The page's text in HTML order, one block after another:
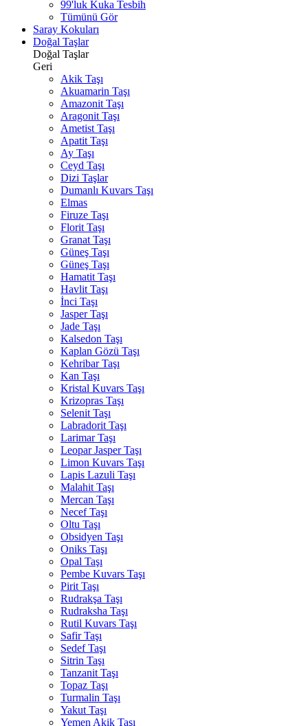
99'luk Kuka Tesbih
Tümünü Gör
Saray Kokuları
Doğal Taşlar
Doğal Taşlar
Geri
Akik Taşı
Akuamarin Taşı
Amazonit Taşı
Aragonit Taşı
Ametist Taşı
Apatit Taşı
Ay Taşı
Ceyd Taşı
Dizi Taşlar
Dumanlı Kuvars Taşı
Elmas
Firuze Taşı
Florit Taşı
Granat Taşı
Güneş Taşı
Güneş Taşı
Hamatit Taşı
Havlit Taşı
İnci Taşı
Jasper Taşı
Jade Taşı
Kalsedon Taşı
Kaplan Gözü Taşı
Kehribar Taşı
Kan Taşı
Kristal Kuvars Taşı
Krizopras Taşı
Selenit Taşı
Labradorit Taşı
Larimar Taşı
Leopar Jasper Taşı
Limon Kuvars Taşı
Lapis Lazuli Taşı
Malahit Taşı
Mercan Taşı
Necef Taşı
Oltu Taşı
Obsidyen Taşı
Oniks Taşı
Opal Taşı
Pembe Kuvars Taşı
Pirit Taşı
Rudrakşa Taşı
Rudraksha Taşı
Rutil Kuvars Taşı
Safir Taşı
Sedef Taşı
Sitrin Taşı
Tanzanit Taşı
Topaz Taşı
Turmalin Taşı
Yakut Taşı
Yemen Akik Taşı